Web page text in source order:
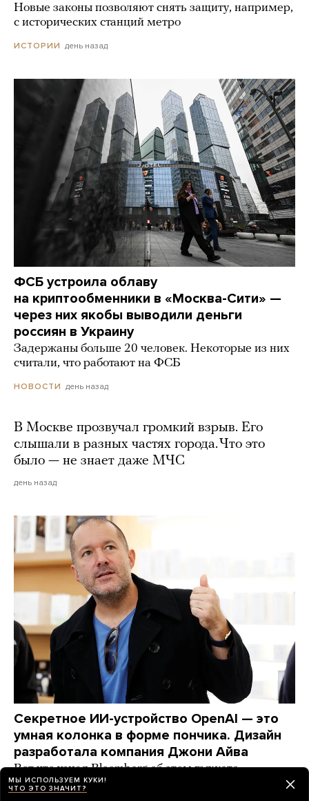
Новые законы позволяют снять защиту, например,
с исторических станций метро
ИСТОРИИ день назад
ФСБ устроила облаву
на криптообменники в «Москва-Сити» —
через них якобы выводили деньги
россиян в Украину
Задержаны больше 20 человек. Некоторые из них
считали, что работают на ФСБ
НОВОСТИ день назад
В Москве прозвучал громкий взрыв. Его
слышали в разных частях города. Что это
было — не знает даже МЧС
день назад
Секретное ИИ-устройство OpenAI — это
умная колонка в форме пончика. Дизайн
разработала компания Джони Айва
Вот что узнал Bloomberg об этом гаджете
НОВОСТИ день назад
МЫ ИСПОЛЬЗУЕМ КУКИ!
ЧТО ЭТО ЗНАЧИТ?